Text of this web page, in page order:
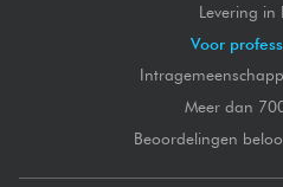
Levering in
Voor
Meer dan
Beoordelingen